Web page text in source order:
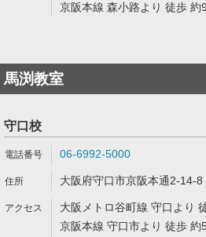
京阪本線 森小路より 徒歩 約
馬渕教室
守口校
06-6992-5000
大阪府守口市京阪本通2-14-8
大阪メトロ谷町線 守口より
京阪本線 守口市より 徒歩 約